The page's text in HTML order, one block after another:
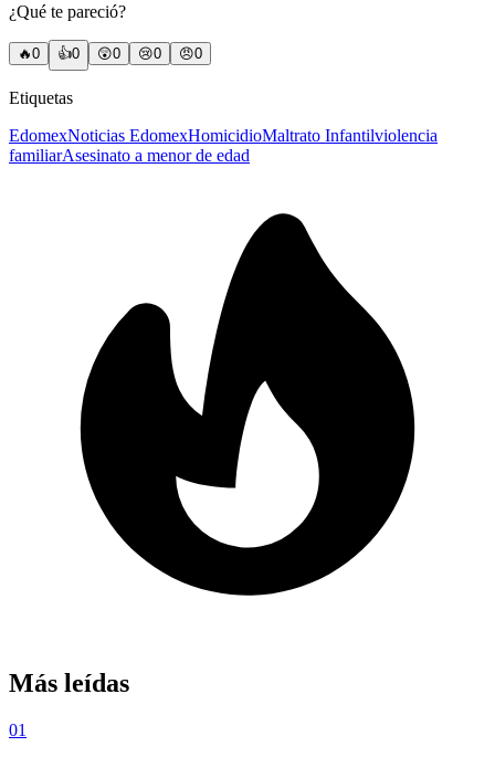
¿Qué te pareció?
🔥0 👍0 😲0 😢0 😠0
Etiquetas
EdomexNoticias EdomexHomicidioMaltrato Infantilviolencia
familiarAsesinato a menor de edad
Más leídas
01